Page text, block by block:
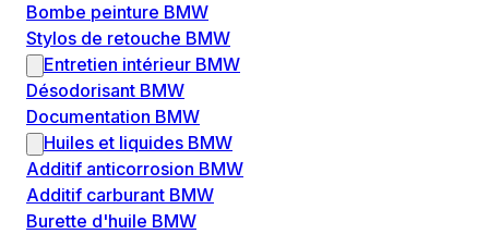
Bombe peinture BMW
Stylos de retouche BMW
Entretien intérieur BMW
Désodorisant BMW
Documentation BMW
Huiles et liquides BMW
Additif anticorrosion BMW
Additif carburant BMW
Burette d'huile BMW